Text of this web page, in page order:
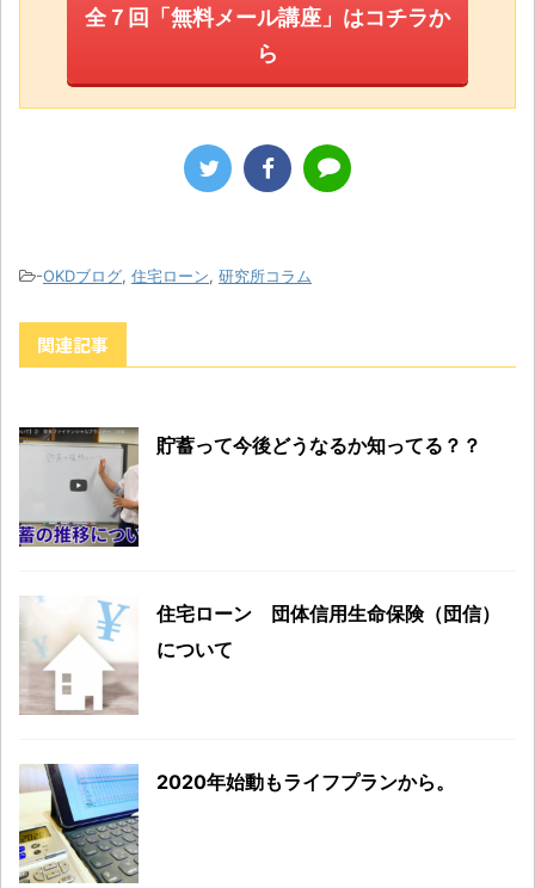
全７回「無料メール講座」はコチラか
ら
-OKDブログ, 住宅ローン, 研究所コラム
関連記事
貯蓄って今後どうなるか知ってる？？
住宅ローン 団体信用生命保険（団信）
について
2020年始動もライフプランから。